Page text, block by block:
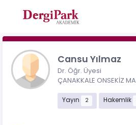
Cansu Yılmaz
Dr. Öğr. Üyesi
ÇANAKKALE ONSEKİZ
Yayın 2 Hakemlik